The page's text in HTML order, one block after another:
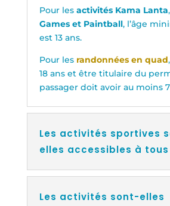
Pour les activités Kama Lanta,
Games et Paintball, l’âge
est 13 ans.
Pour les randonnées en quad
18 ans et être titulaire du
passager doit avoir au moins
Les activités sportives
elles accessibles à tous
Les activités sont-elles